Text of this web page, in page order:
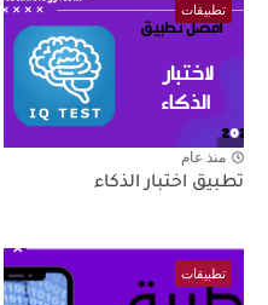
تطبيقات
منذ عام
تطبيق اختبار الذكاء
تطبيقات